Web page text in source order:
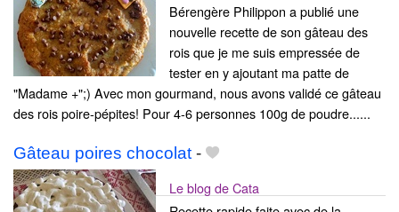
Bérengère Philippon a publié une
nouvelle recette de son gâteau des
rois que je me suis empressée de
tester en y ajoutant ma patte de
"Madame +";) Avec mon gourmand, nous avons validé ce gâteau
des rois poire-pépites! Pour 4-6 personnes 100g de poudre......
Gâteau poires chocolat -
Le blog de Cata